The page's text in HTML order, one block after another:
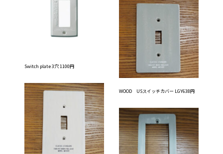
Switch plate 3穴 1100円
WOOD USスイッチカバー LGY638円